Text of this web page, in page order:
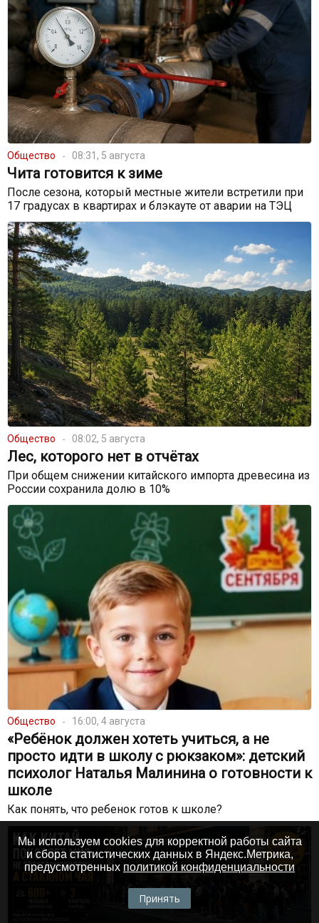
Общество 08:31, 5 августа
Чита готовится к зиме
После сезона, который местные жители встретили при
17 градусах в квартирах и блэкауте от аварии на ТЭЦ
Общество 08:02, 5 августа
Лес, которого нет в отчётах
При общем снижении китайского импорта древесина из
России сохранила долю в 10%
Общество 16:00, 4 августа
«Ребёнок должен хотеть учиться, а не
просто идти в школу с рюкзаком»: детский
психолог Наталья Малинина о готовности к
школе
Как понять, что ребенок готов к школе?
Мы используем cookies для корректной работы сайта
и сбора статистических данных в Яндекс.Метрика,
предусмотренных политикой конфиденциальности
Принять